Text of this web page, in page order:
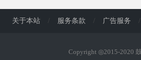
关于本站 / 服务条款 / 广告服务 /
Copyright ◎2015-2020